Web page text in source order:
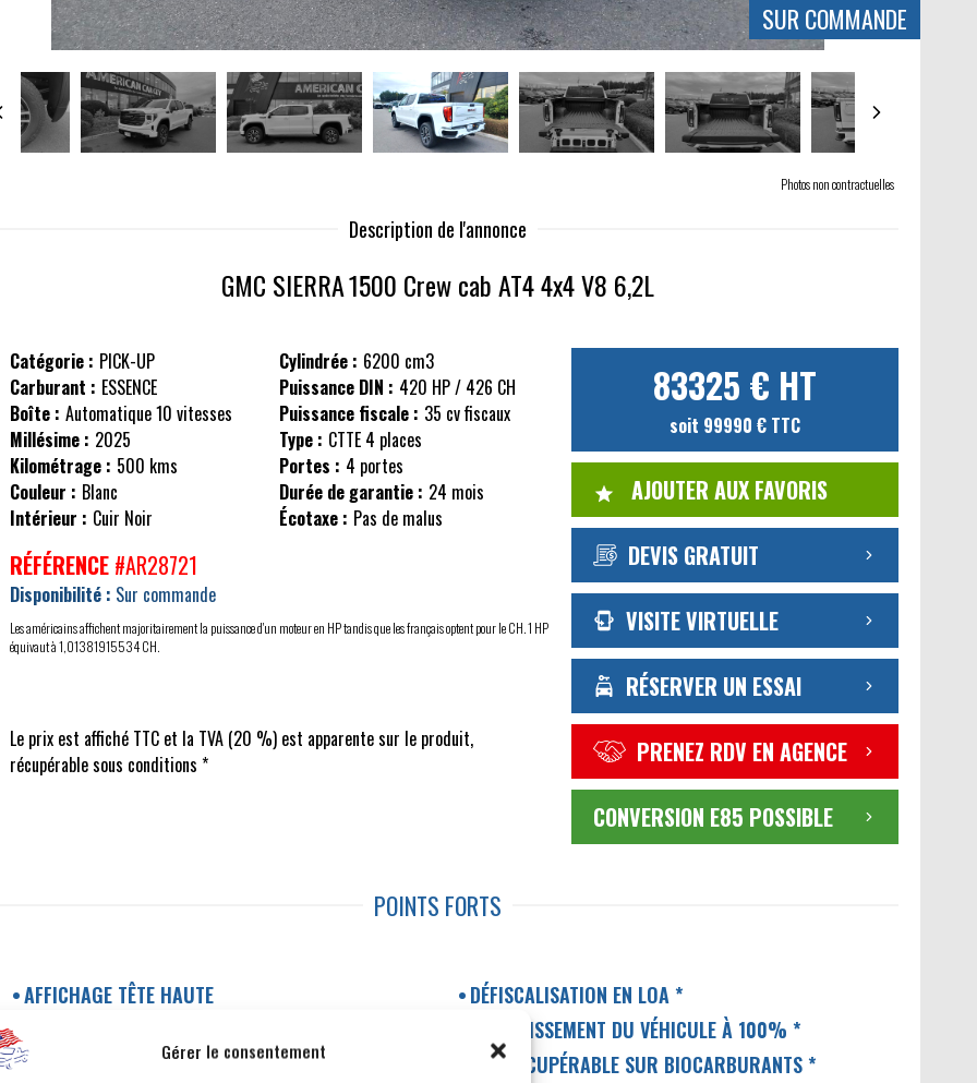
Gérer le consentement
SUR COMMANDE
Photos non contractuelles
Description de l'annonce
GMC SIERRA1500 Crew cab AT4 4x4 V8 6,2L
Catégorie : PICK-UP
Carburant : ESSENCE
Boîte : Automatique 10 vitesses
Millésime : 2025
Kilométrage : 500 kms
Couleur : Blanc
Intérieur : Cuir Noir
Cylindrée : 6200 cm3
Puissance DIN : 420 HP / 426 CH
Puissance fiscale : 35 cv fiscaux
Type : CTTE 4 places
Portes : 4 portes
Durée de garantie : 24 mois
Écotaxe : Pas de malus
RÉFÉRENCE#AR28721
Disponibilité : Sur commande
Les américains affichent majoritairement la puissance d'un moteur en HP tandis que les français optent pour le CH. 1 HP
équivaut à 1,01381915534 CH.
Le prix est affiché TTC et la TVA (20 %) est apparente sur le produit,
récupérable sous conditions *
83325 € HT
soit 99990 € TTC
AJOUTER AUX FAVORIS
DEVIS GRATUIT
VISITE VIRTUELLE
RÉSERVER UN ESSAI
PRENEZ RDV EN AGENCE
CONVERSION E85 POSSIBLE
POINTS FORTS
AFFICHAGE TÊTE HAUTE
ECHAPPEMENT ACTIF
DÉFISCALISATION EN LOA *
AMORTISSEMENT DU VÉHICULE À 100% *
TVA RÉCUPÉRABLE SUR BIOCARBURANTS *